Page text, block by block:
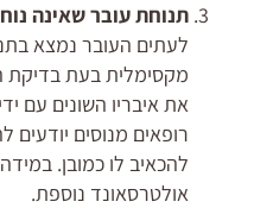
תנוחת עובר שאינה
לעתים העובר נמצא
מקסימלית בעת בדיקת
את איבריו השונים עם
רופאים מנוסים
להכאיב לו כמובן.
אולטרסאונד נוספת.